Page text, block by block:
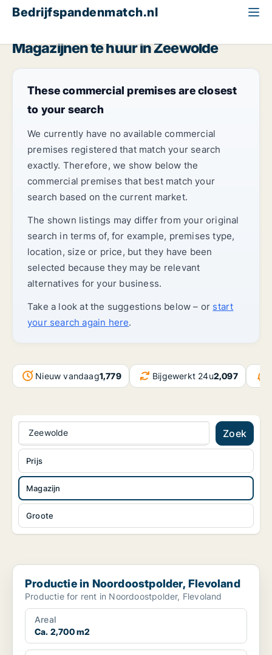
Bedrijfspandenmatch.nl
Magazijnen te huur in Zeewolde
These commercial premises are closest
to your search
We currently have no available commercial
premises registered that match your search
exactly. Therefore, we show below the
commercial premises that best match your
search based on the current market.
The shown listings may differ from your original
search in terms of, for example, premises type,
location, size or price, but they have been
selected because they may be relevant
alternatives for your business.
Take a look at the suggestions below – or start
your search again here.
Nieuw vandaag1,779 Bijgewerkt 24u2,097
Zeewolde Zoek
Magazijn
Groote
Prijs
Productie in Noordoostpolder, Flevoland
Productie in Noordoostpolder, Flevoland
Productie for rent in Noordoostpolder, Flevoland
Areal
Ca. 2,700 m2